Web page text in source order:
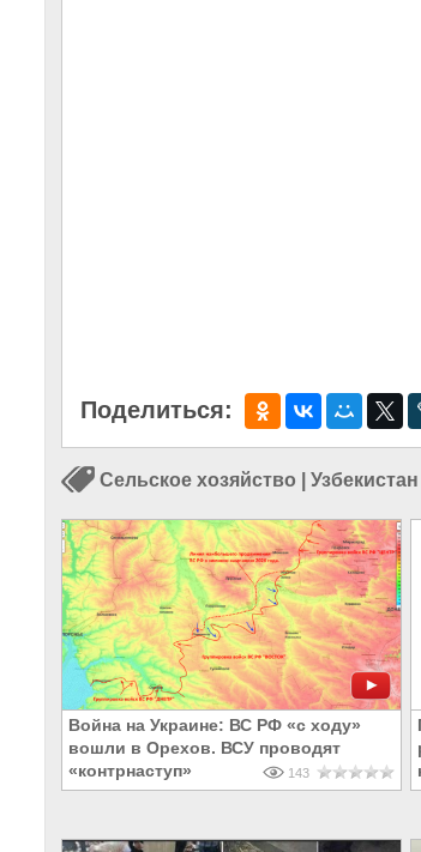
Поделиться:
Сельское хозяйство Узбекистан
Война на Украине: ВС РФ «с ходу»
вошли в Орехов. ВСУ проводят
«контрнаступ»
143